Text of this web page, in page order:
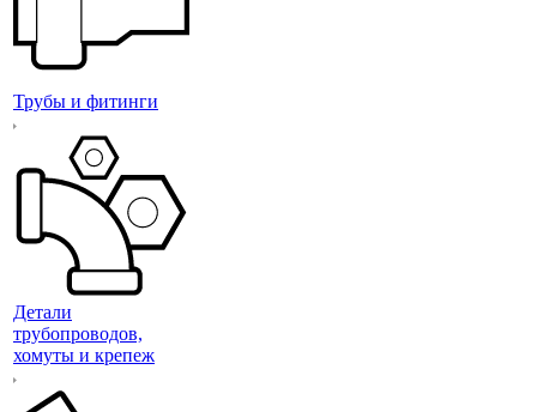
Трубы и фитинги
Детали
трубопроводов,
хомуты и крепеж